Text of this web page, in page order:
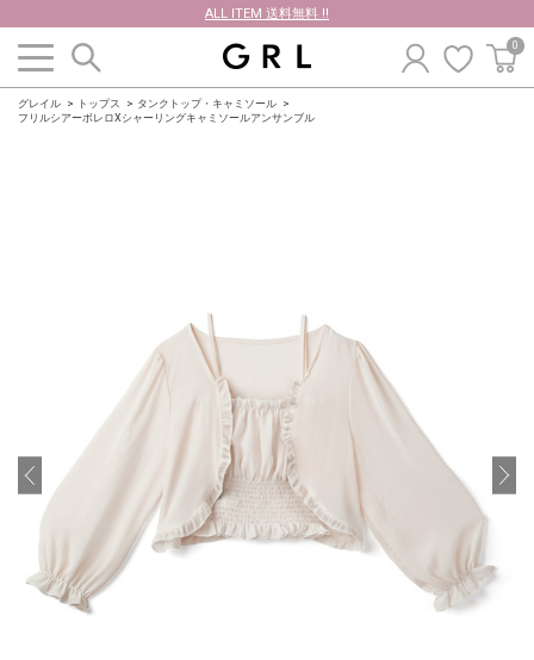
ALL ITEM 送料無料 !!
0
グレイル トップス
タンクトップ・キャミソール
フリルシアーボレロXシャーリングキャミソールアンサンブル